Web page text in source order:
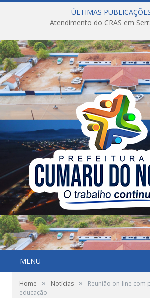
ÚLTIMAS
Atendimento do CRAS em
MENU
Home » Notícias »
Reunião on-line com
educação